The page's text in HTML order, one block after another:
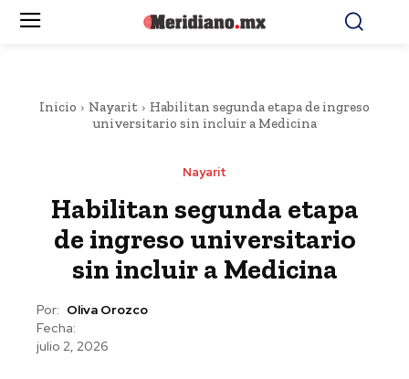
Inicio Nayarit
Habilitan segunda etapa de ingreso
universitario sin incluir a Medicina
Nayarit
Habilitan segunda etapa
de ingreso universitario
sin incluir a Medicina
Por: Oliva Orozco
Fecha:
julio 2, 2026